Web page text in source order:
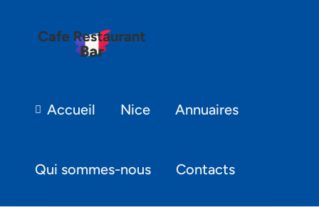
Accueil Nice Annuaires
Qui sommes-nous Contacts